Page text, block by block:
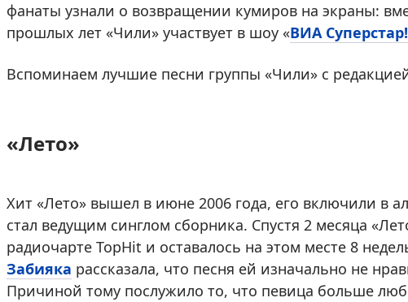
фанаты узнали о возвращении кумиров на экраны:
прошлых лет «Чили» участвует в шоу «ВИА Суперстар!
Вспоминаем лучшие песни группы «Чили» с
«Лето»
Хит «Лето» вышел в июне 2006 года, его включили в
стал ведущим синглом сборника. Спустя 2 месяца
радиочарте TopHit и оставалось на этом месте 8
Забияка рассказала, что песня ей изначально не
Причиной тому послужило то, что певица больше